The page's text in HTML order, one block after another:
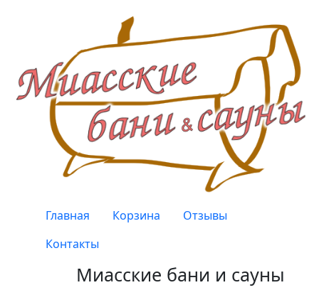
Верхнее меню
Главная Корзина
Отзывы
Контакты
Миасские бани и сауны